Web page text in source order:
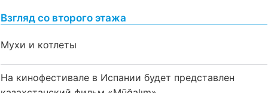
Взгляд со второго этажа
Мухи и котлеты
На кинофестивале в Испании будет представлен